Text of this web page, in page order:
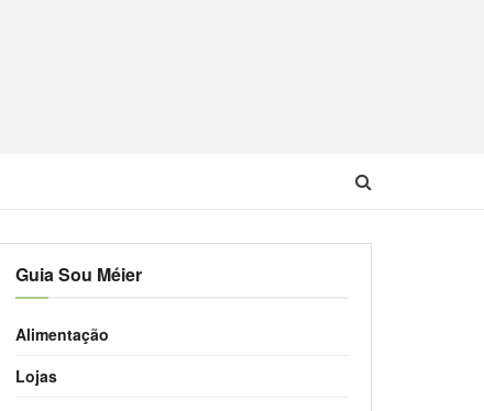
Guia Sou Méier
Alimentação
Lojas